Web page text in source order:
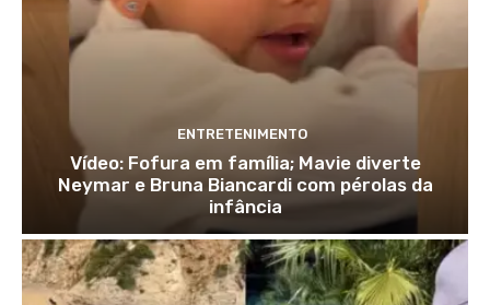
ENTRETENIMENTO
Vídeo: Fofura em família; Mavie diverte
Neymar e Bruna Biancardi com pérolas da
infância